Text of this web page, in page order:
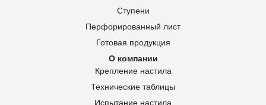
Ступени
Перфорированный лист
Готовая продукция
О компании
Крепление настила
Технические таблицы
Испытание настила